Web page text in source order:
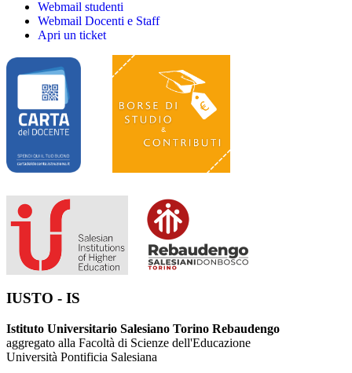
Webmail studenti
Webmail Docenti e Staff
Apri un ticket
IUSTO - IS
Istituto Universitario Salesiano Torino Rebaudengo
aggregato alla Facoltà di Scienze dell'Educazione
Università Pontificia Salesiana